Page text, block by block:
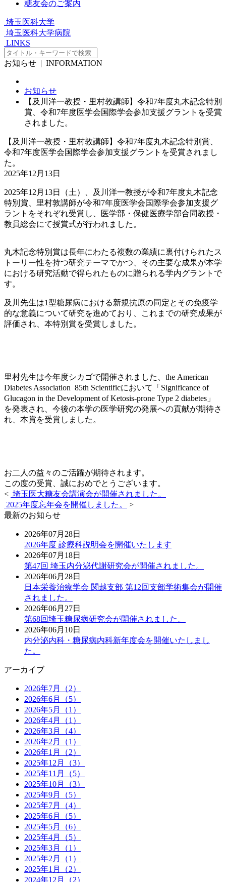
糖友会のご案内
埼玉医科大学
埼玉医科大学病院
LINKS
お知らせ | INFORMATION
お知らせ
【及川洋一教授・里村敦講師】令和7年度丸木記念特別
賞、令和7年度医学会国際学会参加支援グラントを受賞
されました。
【及川洋一教授・里村敦講師】令和7年度丸木記念特別賞、
令和7年度医学会国際学会参加支援グラントを受賞されまし
た。
2025年12月13日
2025年12月13日（土）、及川洋一教授が令和7年度丸木記念
特別賞、里村敦講師が令和7年度医学会国際学会参加支援グ
ラントをそれぞれ受賞し、医学部・保健医療学部合同教授・
教員総会にて授賞式が行われました。
丸木記念特別賞は長年にわたる複数の業績に裏付けられたス
トーリー性を持つ研究テーマでかつ、その主要な成果が本学
における研究活動で得られたものに贈られる学内グラントで
す。
及川先生は1型糖尿病における新規抗原の同定とその免疫学
的な意義について研究を進めており、これまでの研究成果が
評価され、本特別賞を受賞しました。
里村先生は今年度シカゴで開催されました、the American
Diabetes Association 85th Scientificにおいて「 Significance of
Glucagon in the Development of Ketosis-prone Type 2 diabetes」
を発表され、今後の本学の医学研究の発展への貢献が期待さ
れ、本賞を受賞しました。
お二人の益々のご活躍が期待されます。
この度の受賞、誠におめでとうございます。
< 埼玉医大糖友会講演会が開催されました。
2025年度忘年会を開催しました。
>
最新のお知らせ
2026年07月28日
2026年度 診療科説明会を開催いたします
2026年07月18日
第47回 埼玉内分泌代謝研究会が開催されました。
2026年06月28日
日本栄養治療学会 関越支部 第12回支部学術集会が開催
されました。
2026年06月27日
第68回埼玉糖尿病研究会が開催されました。
2026年06月10日
内分泌内科・糖尿病内科新年度会を開催いたしまし
た。
アーカイブ
2026年7月（2）
2026年6月（5）
2026年5月（1）
2026年4月（1）
2026年3月（4）
2026年2月（1）
2026年1月（2）
2025年12月（3）
2025年11月（5）
2025年10月（3）
2025年9月（5）
2025年7月（4）
2025年6月（5）
2025年5月（6）
2025年4月（5）
2025年3月（1）
2025年2月（1）
2025年1月（2）
2024年12月（2）